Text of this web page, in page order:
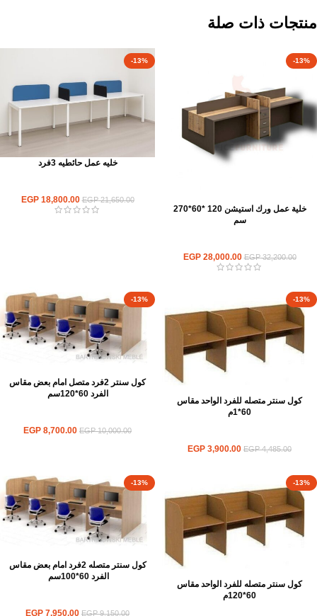
منتجات ذات صلة
-13%
خلية عمل ورك استيشن 120 *60*270
سم
EGP32,200.00
EGP28,000.00
-13%
خليه عمل حائطيه 3فرد
EGP21,650.00
EGP18,800.00
-13%
كول سنتر متصله للفرد الواحد مقاس
60*1م
EGP4,485.00
EGP 3,900.00
-13%
كول سنتر 2فرد متصل امام بعض مقاس
الفرد 60*120سم
EGP10,000.00
EGP 8,700.00
-13%
كول سنتر متصله للفرد الواحد مقاس
60*120م
-13%
كول سنتر متصله 2فرد امام بعض مقاس
الفرد 60*100سم
EGP9,150.00
EGP 7,950.00